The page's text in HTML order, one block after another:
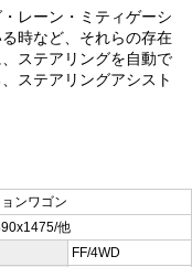
レーン・ミティゲーシ
時など、それらの存在
ステアリングを自動で
ステアリングアシスト
ンワゴン
他
FF/4WD